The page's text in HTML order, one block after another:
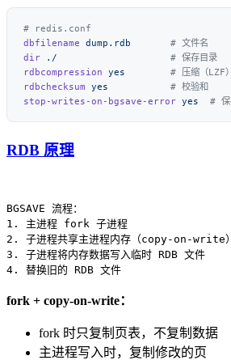
dbfilename dump.rdb
dir ./
rdbcompression yes
rdbchecksum yes
stop-writes-on-bgsave-error yes
RDB 原理
BGSAVE 流程：
1. 主进程 fork 子进程
2. 子进程共享主进程内存（copy-on-write）
3. 子进程将内存数据写入临时 RDB 文件
fork + copy-on-write：
fork 时只复制页表，不复制数据
主进程写入时，复制修改的页